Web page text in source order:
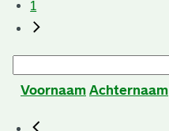
1
Voornaam Achternaam